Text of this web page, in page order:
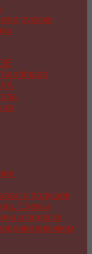
руками
и подушек
Схемы
и поделки
крючком